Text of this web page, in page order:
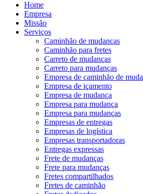
Home
Empresa
Missão
Serviços
Caminhão de mudanças
Caminhão para fretes
Carreto de mudanças
Carreto para mudanças
Empresa de caminhão de
Empresa de içamento
Empresa de mudança
Empresa para mudança
Empresa para mudanças
Empresas de entregas
Empresas de logística
Empresas transportadoras
Entregas expressas
Frete de mudanças
Frete para mudanças
Fretes compartilhados
Fretes de caminhão